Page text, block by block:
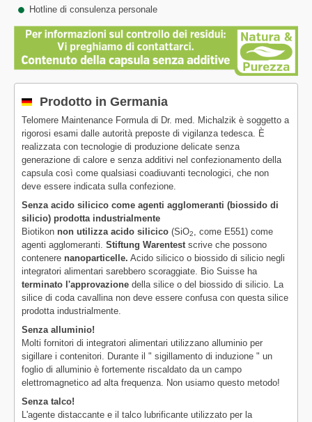
Hotline di consulenza personale
Prodotto in Germania
Telomere Maintenance Formula di Dr. med. Michalzik è soggetto a
rigorosi esami dalle autorità preposte di vigilanza tedesca. È
realizzata con tecnologie di produzione delicate senza
generazione di calore e senza additivi nel confezionamento della
capsula così come qualsiasi coadiuvanti tecnologici, che non
deve essere indicata sulla confezione.
Senza acido silicico come agenti agglomeranti (biossido di
silicio) prodotta industrialmente
Biotikon non utilizza acido silicico (SiO2
, come E551) come
agenti agglomeranti. Stiftung Warentest scrive che possono
contenere nanoparticelle. Acido silicico o biossido di silicio negli
integratori alimentari sarebbero scoraggiate. Bio Suisse ha
terminato l'approvazione della silice o del biossido di silicio. La
silice di coda cavallina non deve essere confusa con questa silice
prodotta industrialmente.
Senza alluminio!
Molti fornitori di integratori alimentari utilizzano alluminio per
sigillare i contenitori. Durante il " sigillamento di induzione " un
foglio di alluminio è fortemente riscaldato da un campo
elettromagnetico ad alta frequenza. Non usiamo questo metodo!
Senza talco!
L'agente distaccante e il talco lubrificante utilizzato per la